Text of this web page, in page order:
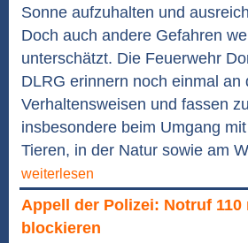
Sonne aufzuhalten und
Doch auch andere Gefahren
unterschätzt. Die Feuerwehr
DLRG erinnern noch einmal an
Verhaltensweisen und fassen
insbesondere beim Umgang
Tieren, in der Natur sowie am
weiterlesen
Appell der Polizei: Notruf
blockieren